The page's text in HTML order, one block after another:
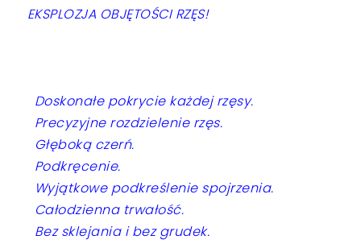
EKSPLOZJA OBJĘTOŚCI RZĘS!
Doskonałe pokrycie każdej rzęsy.
Precyzyjne rozdzielenie rzęs.
Głęboką czerń.
Podkręcenie.
Wyjątkowe podkreślenie spojrzenia.
Całodzienna trwałość.
Bez sklejania i bez grudek.